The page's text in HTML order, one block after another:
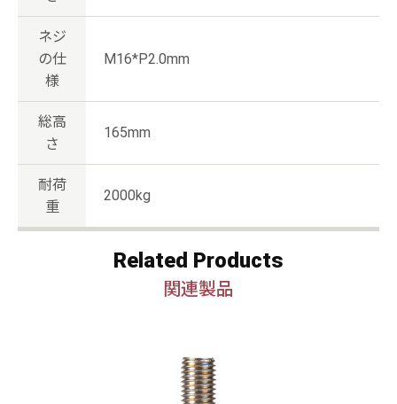
ネジ
の仕
様
M16*P2.0mm
総高
さ
165mm
耐荷
重
2000kg
Related Products
関連製品